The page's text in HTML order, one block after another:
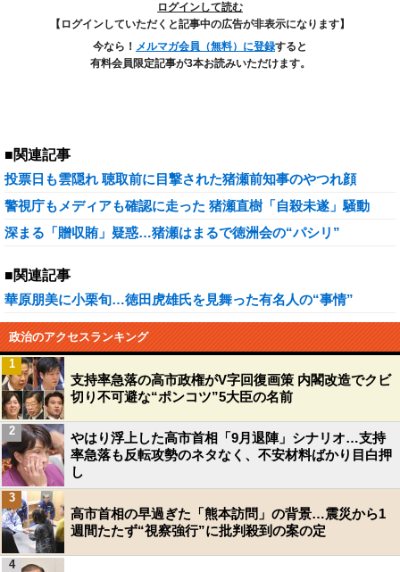
ログインして読む
【ログインしていただくと記事中の広告が非表示になります】
今なら！ メルマガ会員（無料）に登録すると
有料会員限定記事が3本お読みいただけます。
■関連記事
投票日も雲隠れ 聴取前に目撃された猪瀬前知事のやつれ顔
警視庁もメディアも確認に走った 猪瀬直樹「自殺未遂」騒動
深まる「贈収賄」疑惑…猪瀬はまるで徳洲会の“パシリ”
■関連記事
華原朋美に小栗旬…徳田虎雄氏を見舞った有名人の“事情”
政治のアクセスランキング
支持率急落の高市政権がV字回復画策 内閣改造でクビ
切り不可避な“ポンコツ”5大臣の名前
1
やはり浮上した高市首相「9月退陣」シナリオ…支持
率急落も反転攻勢のネタなく、不安材料ばかり目白押
し
2
高市首相の早過ぎた「熊本訪問」の背景…震災から1
週間たたず“視察強行”に批判殺到の案の定
3
4